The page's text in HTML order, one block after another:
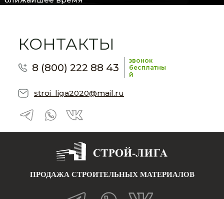
КОНТАКТЫ
8 (800) 222 88 43
звонок
бесплатны
й
stroi_liga2020@mail.ru
ПРОДАЖА СТРОИТЕЛЬНЫХ МАТЕРИАЛОВ